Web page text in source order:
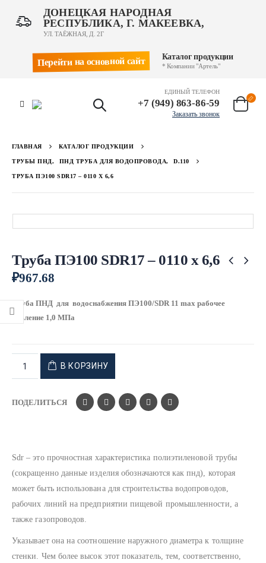
ДОНЕЦКАЯ НАРОДНАЯ
РЕСПУБЛИКА, Г. МАКЕЕВКА,
УЛ. ТАЁЖНАЯ, Д. 2Г
Перейти на основной сайт Каталог продукции
* Компании "Артель"
ЕДИНЫЙ ТЕЛЕФОН
+7 (949) 863-86-59
Заказать звонок
ГЛАВНАЯ КАТАЛОГ ПРОДУКЦИИ
ТРУБЫ ПНД, ПНД ТРУБА ДЛЯ ВОДОПРОВОДА, D.110
ТРУБА ПЭ100 SDR17 – 0110 Х 6,6
Труба ПЭ100 SDR17 – 0110 х 6,6
₽967.68
Труба ПНД для водоснабжения ПЭ100/SDR 11 max рабочее
давление 1,0 МПа
В КОРЗИНУ
ПОДЕЛИТЬСЯ
Sdr – это прочностная характеристика полиэтиленовой трубы
(сокращенно данные изделия обозначаются как пнд), которая
может быть использована для строительства водопроводов,
рабочих линий на предприятии пищевой промышленности, а
также газопроводов.
Указывает она на соотношение наружного диаметра к толщине
стенки. Чем более высок этот показатель, тем, соответственно,